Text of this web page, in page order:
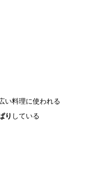
い料理に使われる
り している